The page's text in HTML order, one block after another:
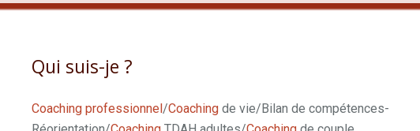
Qui suis-je ?
Coaching professionnel/Coaching de vie/Bilan de compétences-